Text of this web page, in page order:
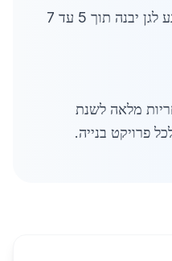
הברזל מיוצר לפי תקן ומשונע לגן יבנה תוך 5 עד 7
מלאה לשנת